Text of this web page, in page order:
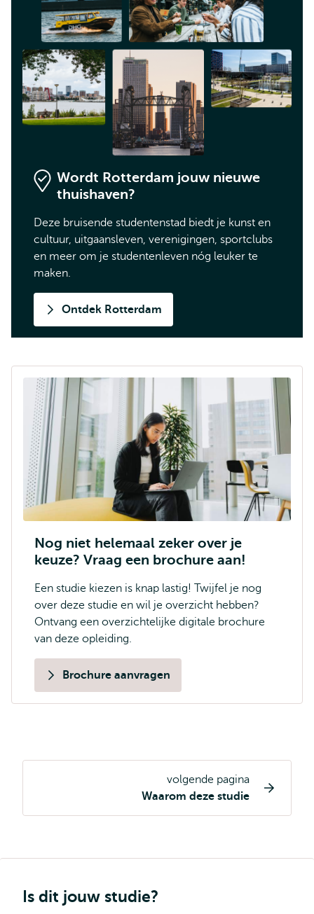
Wordt Rotterdam jouw nieuwe
thuishaven?
Deze bruisende studentenstad biedt je kunst en
cultuur, uitgaansleven, verenigingen, sportclubs
en meer om je studentenleven nóg leuker te
maken.
Ontdek Rotterdam
Nog niet helemaal zeker over je
keuze? Vraag een brochure aan!
Een studie kiezen is knap lastig! Twijfel je nog
over deze studie en wil je overzicht hebben?
Ontvang een overzichtelijke digitale brochure
van deze opleiding.
Brochure aanvragen
volgende pagina
Waarom deze studie
Is dit jouw studie?